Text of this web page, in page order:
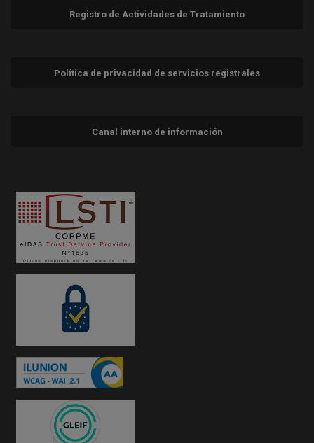
Registro de Actividades de Tratamiento
Política de privacidad de servicios registrales
Canal interno de información